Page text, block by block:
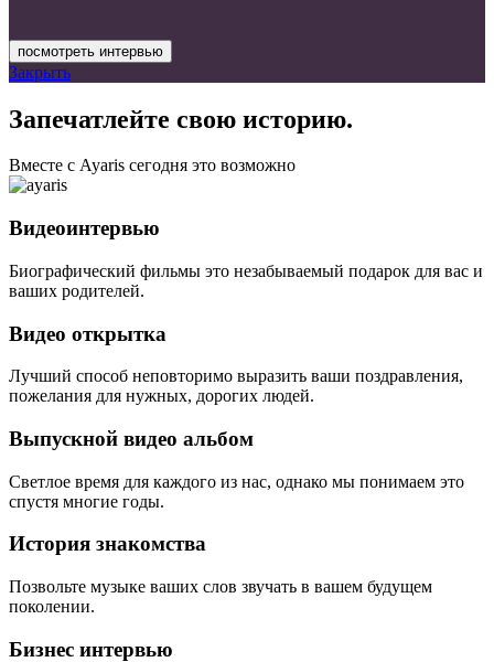
посмотреть интервью
Закрыть
Запечатлейте свою историю.
Вместе с Ayaris сегодня это возможно
Видеоинтервью
Биографический фильмы это незабываемый подарок для вас и
ваших родителей.
Видео открытка
Лучший способ неповторимо выразить ваши поздравления,
пожелания для нужных, дорогих людей.
Выпускной видео альбом
Светлое время для каждого из нас, однако мы понимаем это
спустя многие годы.
История знакомства
Позвольте музыке ваших слов звучать в вашем будущем
поколении.
Бизнес интервью